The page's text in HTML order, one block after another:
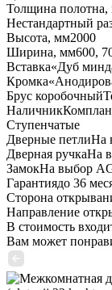
Толщина
Нестандартный
Высота, мм2000
Ширина, мм600,
Вставка«Дуб
Кромка
Брус коробочный
Наличник
Ступенчатые
Дверные петлиНа
Дверная ручкаНа
ЗамокНа выбор
Гарантиядо 36
Сторона
Направление
В стоимость
Вам может